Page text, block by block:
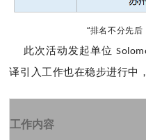
“排名不分先后
此次活动发起单位
译引入工作也在稳步进行中
工作内容